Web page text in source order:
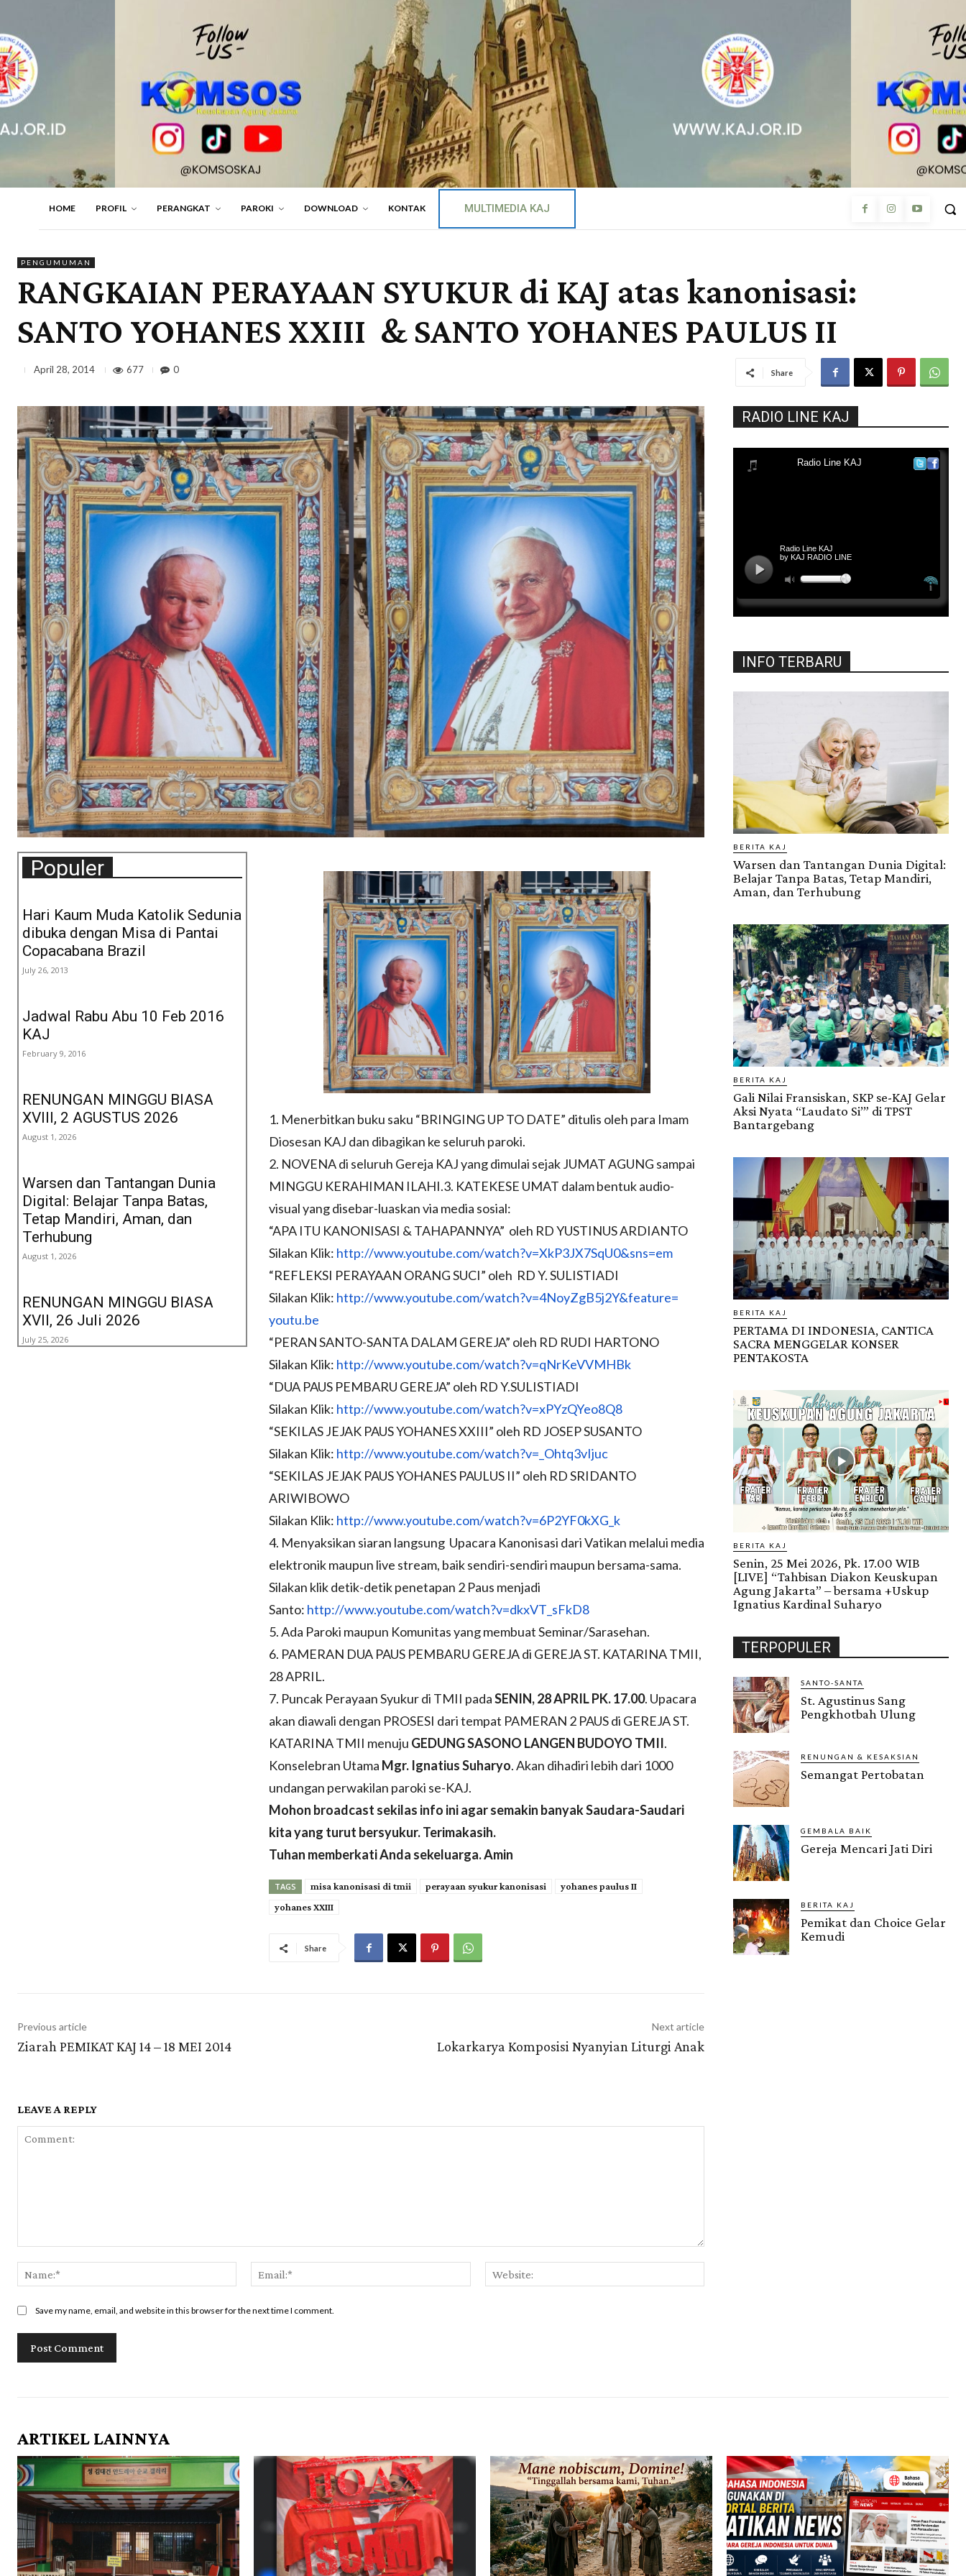
HOME PROFIL PERANGKAT PAROKI DOWNLOAD KONTAK MULTIMEDIA KAJ
PENGUMUMAN
RANGKAIAN PERAYAAN SYUKUR di KAJ atas kanonisasi:
SANTO YOHANES XXIII & SANTO YOHANES PAULUS II
April 28, 2014 677 0 Share
Populer
Hari Kaum Muda Katolik Sedunia
dibuka dengan Misa di Pantai
Copacabana Brazil
July 26, 2013
Jadwal Rabu Abu 10 Feb 2016
KAJ
February 9, 2016
RENUNGAN MINGGU BIASA
XVIII, 2 AGUSTUS 2026
August 1, 2026
Warsen dan Tantangan Dunia
Digital: Belajar Tanpa Batas,
Tetap Mandiri, Aman, dan
Terhubung
August 1, 2026
RENUNGAN MINGGU BIASA
XVII, 26 Juli 2026
July 25, 2026
1. Menerbitkan buku saku “BRINGING UP TO DATE” ditulis oleh para Imam
Diosesan KAJ dan dibagikan ke seluruh paroki.
2. NOVENA di seluruh Gereja KAJ yang dimulai sejak JUMAT AGUNG sampai
MINGGU KERAHIMAN ILAHI.3. KATEKESE UMAT dalam bentuk audio-
visual yang disebar-luaskan via media sosial:
“APA ITU KANONISASI & TAHAPANNYA” oleh RD YUSTINUS ARDIANTO
Silakan Klik: http://www.youtube.com/watch?v=XkP3JX7SqU0&sns=em
“REFLEKSI PERAYAAN ORANG SUCI” oleh RD Y. SULISTIADI
Silakan Klik: http://www.youtube.com/watch?v=4NoyZgB5j2Y&feature=
youtu.be
“PERAN SANTO-SANTA DALAM GEREJA” oleh RD RUDI HARTONO
Silakan Klik: http://www.youtube.com/watch?v=qNrKeVVMHBk
“DUA PAUS PEMBARU GEREJA” oleh RD Y.SULISTIADI
Silakan Klik: http://www.youtube.com/watch?v=xPYzQYeo8Q8
“SEKILAS JEJAK PAUS YOHANES XXIII” oleh RD JOSEP SUSANTO
Silakan Klik: http://www.youtube.com/watch?v=_Ohtq3vIjuc
“SEKILAS JEJAK PAUS YOHANES PAULUS II” oleh RD SRIDANTO
ARIWIBOWO
Silakan Klik: http://www.youtube.com/watch?v=6P2YF0kXG_k
4. Menyaksikan siaran langsung Upacara Kanonisasi dari Vatikan melalui media
elektronik maupun live stream, baik sendiri-sendiri maupun bersama-sama.
Silakan klik detik-detik penetapan 2 Paus menjadi
Santo: http://www.youtube.com/watch?v=dkxVT_sFkD8
5. Ada Paroki maupun Komunitas yang membuat Seminar/Sarasehan.
6. PAMERAN DUA PAUS PEMBARU GEREJA di GEREJA ST. KATARINA TMII,
28 APRIL.
7. Puncak Perayaan Syukur di TMII padaSENIN, 28 APRIL PK. 17.00. Upacara
akan diawali dengan PROSESI dari tempat PAMERAN 2 PAUS di GEREJA ST.
KATARINA TMII menuju GEDUNG SASONO LANGEN BUDOYO TMII.
Konselebran Utama Mgr. Ignatius Suharyo. Akan dihadiri lebih dari 1000
undangan perwakilan paroki se-KAJ.
Mohon broadcast sekilas info ini agar semakin banyak Saudara-Saudari
kita yang turut bersyukur. Terimakasih.
Tuhan memberkati Anda sekeluarga. Amin
TAGS misa kanonisasi di tmii perayaan syukur kanonisasi
yohanes paulus II
yohanes XXIII
Share
Previous article
Ziarah PEMIKAT KAJ 14 – 18 MEI 2014
Next article
Lokarkarya Komposisi Nyanyian Liturgi Anak
LEAVE A REPLY
Name:*
Email:*
Save my name, email, and website in this browser for the next time I comment.
RADIO LINE KAJ
INFO TERBARU
BERITA KAJ
Warsen dan Tantangan Dunia Digital:
Belajar Tanpa Batas, Tetap Mandiri,
Aman, dan Terhubung
BERITA KAJ
Gali Nilai Fransiskan, SKP se-KAJ Gelar
Aksi Nyata “Laudato Si’” di TPST
Bantargebang
BERITA KAJ
PERTAMA DI INDONESIA, CANTICA
SACRA MENGGELAR KONSER
PENTAKOSTA
BERITA KAJ
Senin, 25 Mei 2026, Pk. 17.00 WIB
[LIVE] “Tahbisan Diakon Keuskupan
Agung Jakarta” – bersama +Uskup
Ignatius Kardinal Suharyo
TERPOPULER
SANTO-SANTA
St. Agustinus Sang
Pengkhotbah Ulung
RENUNGAN & KESAKSIAN
Semangat Pertobatan
GEMBALA BAIK
Gereja Mencari Jati Diri
BERITA KAJ
Pemikat dan Choice Gelar
Kemudi
Gendis.ID
ARTIKEL LAINNYA